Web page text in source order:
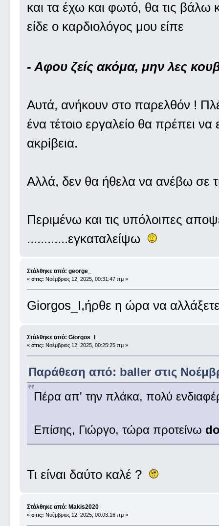
και τα έχω και φωτό, θα τις βάλω
είδε ο καρδιολόγος μου είπε
- Αφου ζείς ακόμα, μην λες
Αυτά, ανήκουν στο παρελθόν !
ένα τέτοιο εργαλείο θα πρέπει
ακρίβεια.
Αλλά, δεν θα ήθελα να ανέβω σε
Περιμένω και τις υπόλοιπες
............εγκαταλείψω
Στάλθηκε από: george_
« στις: Νοέμβριος 12, 2025, 00:31:47 πμ »
Giorgos_I,ήρθε η ώρα να
Στάλθηκε από: Giorgos_I
« στις: Νοέμβριος 12, 2025, 00:25:25 πμ »
Παράθεση από: baller στις
Πέρα απ' την πλάκα, πολύ
Επίσης, Γιώργο, τώρα προτείνω
Τι είναι δαύτο καλέ ?
Στάλθηκε από: Makis2020
« στις: Νοέμβριος 12, 2025, 00:03:16 πμ »